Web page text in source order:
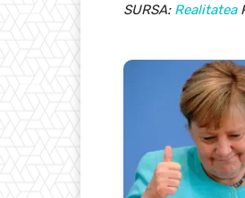
SURSA: Realitatea